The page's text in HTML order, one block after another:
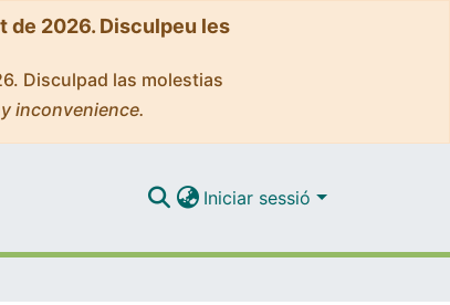
de 2026. Disculpeu les
Disculpad las molestias
inconvenience.
Iniciar sessió